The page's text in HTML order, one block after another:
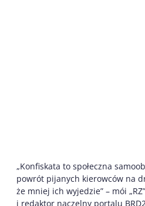
„Konfiskata to społeczna
powrót pijanych kierowców na
że mniej ich wyjedzie” – mói
i redaktor naczelny portalu